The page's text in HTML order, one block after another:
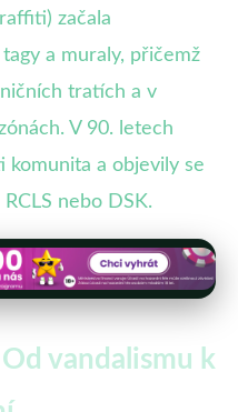
začala
a muraly, přičemž
tratích a v
V 90. letech
komunita a objevily se
nebo DSK.
vandalismu k